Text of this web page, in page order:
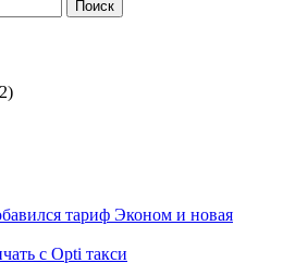
тариф Эконом и новая
с Opti такси